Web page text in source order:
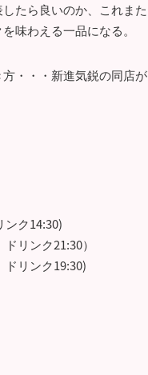
たら良いのか、これまた
味わえる一品になる。
・・・新進気鋭の同店が
リンク14:30)
リンク21:30）
ドリンク19:30)